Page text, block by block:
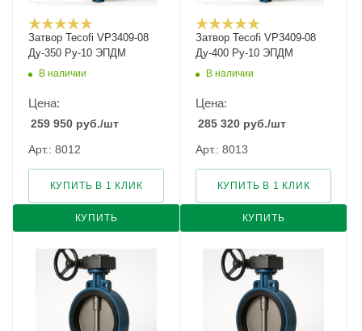
Затвор Tecofi VP3409-08
Ду-350 Ру-10 ЭПДМ
В наличии
Цена:
259 950 руб./шт
Арт.: 8012
КУПИТЬ
КУПИТЬ В 1 КЛИК
Затвор Tecofi VP3409-08
Ду-400 Ру-10 ЭПДМ
В наличии
Цена:
285 320 руб./шт
Арт.: 8013
КУПИТЬ
КУПИТЬ В 1 КЛИК